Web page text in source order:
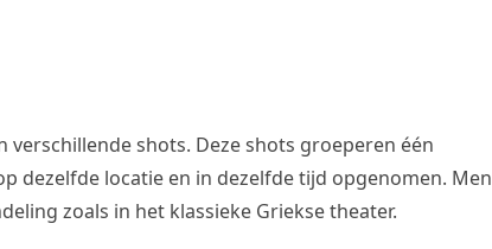
verschillende shots. Deze shots groeperen één
dezelfde locatie en in dezelfde tijd opgenomen. Men
zoals in het klassieke Griekse theater.